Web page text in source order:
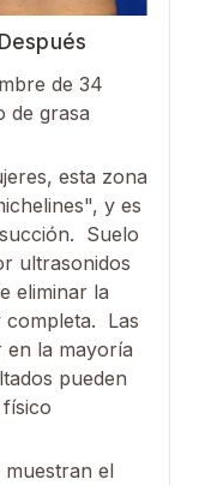
Después
de 34
de grasa
esta zona
y es
Suelo
ultrasonidos
eliminar la
completa. Las
en la mayoría
pueden
el